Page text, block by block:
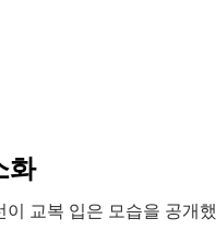
화
교복 입은 모습을 공개했